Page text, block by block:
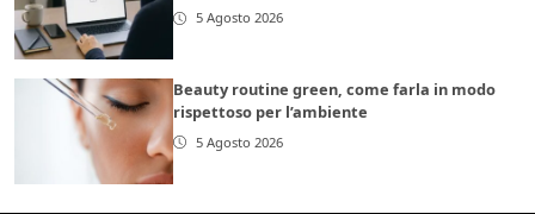
5 Agosto 2026
Beauty routine green, come farla in modo
rispettoso per l’ambiente
5 Agosto 2026